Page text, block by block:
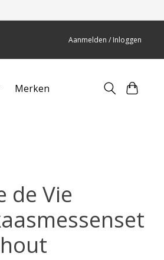
Aanmelden / Inloggen
Merken
de Vie